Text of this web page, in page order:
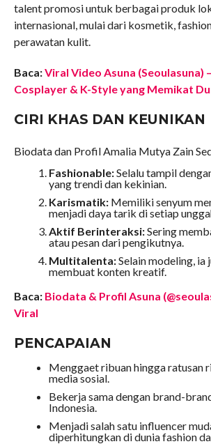
talent promosi untuk berbagai produk
internasional, mulai dari kosmetik,
perawatan kulit.
Baca:Viral Video Asuna (Seoulasuna)
Cosplayer & K-Style yang Memikat
CIRI KHAS DAN KEUNIKAN
Biodata dan Profil Amalia Mutya Zain
Fashionable:Selalu tampil
yang trendi dan kekinian.
Karismatik:Memiliki senyum
menjadi daya tarik di setiap
Aktif Berinteraksi:Sering
atau pesan dari pengikutnya.
Multitalenta:Selain modeling, ia
membuat konten kreatif.
Baca: Biodata & Profil Asuna
Viral
PENCAPAIAN
Menggaet ribuan hingga ratusan
media sosial.
Bekerja sama dengan brand-
Indonesia.
Menjadi salah satu influencer
diperhitungkan di dunia fashion